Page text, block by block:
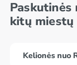
Paskutinės
kitų miestų
Kelionės nuo